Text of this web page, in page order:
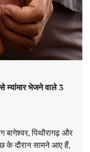
भेजने वाले 3
बागेश्वर, पिथौरागढ़ और
के दौरान सामने आए हैं,